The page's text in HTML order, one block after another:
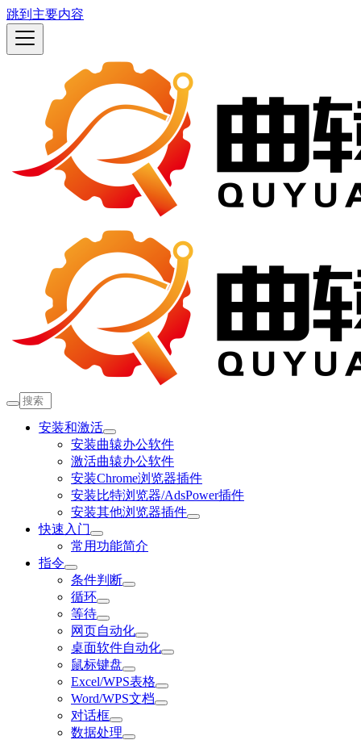
跳到主要内容
安装和激活
安装曲辕办公软件
激活曲辕办公软件
安装Chrome浏览器插件
安装比特浏览器/AdsPower插件
安装其他浏览器插件
快速入门
常用功能简介
指令
条件判断
循环
等待
网页自动化
桌面软件自动化
鼠标键盘
Excel/WPS表格
Word/WPS文档
对话框
数据处理